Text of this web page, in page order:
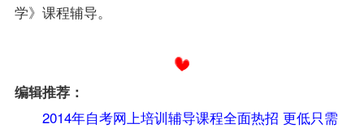
学》 课程辅导。
编辑推荐：
2014年自考网上培训辅导课程全面热招 更低只需